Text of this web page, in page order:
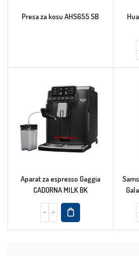
Presa za kosu AHS655 SB
Aparat za espresso Gaggia
CADORNA MILK BK